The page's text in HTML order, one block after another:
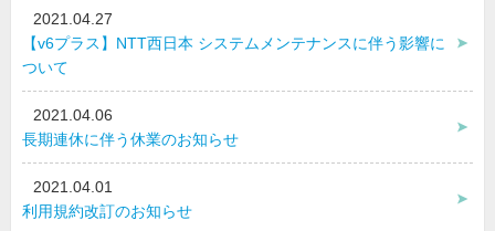
2021.04.27
【v6プラス】NTT西日本 システムメンテナンスに伴う影響に
ついて
2021.04.06
長期連休に伴う休業のお知らせ
2021.04.01
利用規約改訂のお知らせ